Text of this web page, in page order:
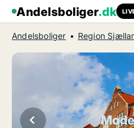
Andelsboliger.dk
Andelsboliger Region